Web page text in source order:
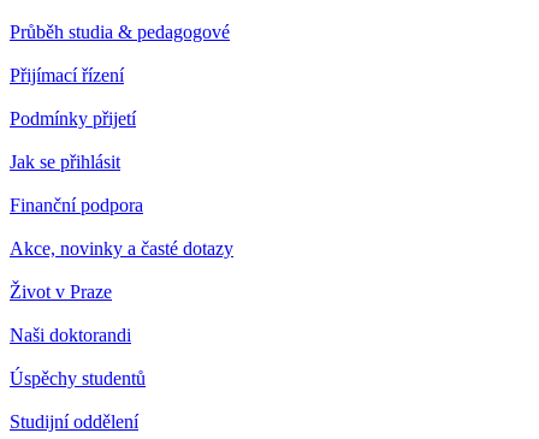
Průběh studia & pedagogové
Přijímací řízení
Podmínky přijetí
Jak se přihlásit
Finanční podpora
Akce, novinky a časté dotazy
Život v Praze
Naši doktorandi
Úspěchy studentů
Studijní oddělení